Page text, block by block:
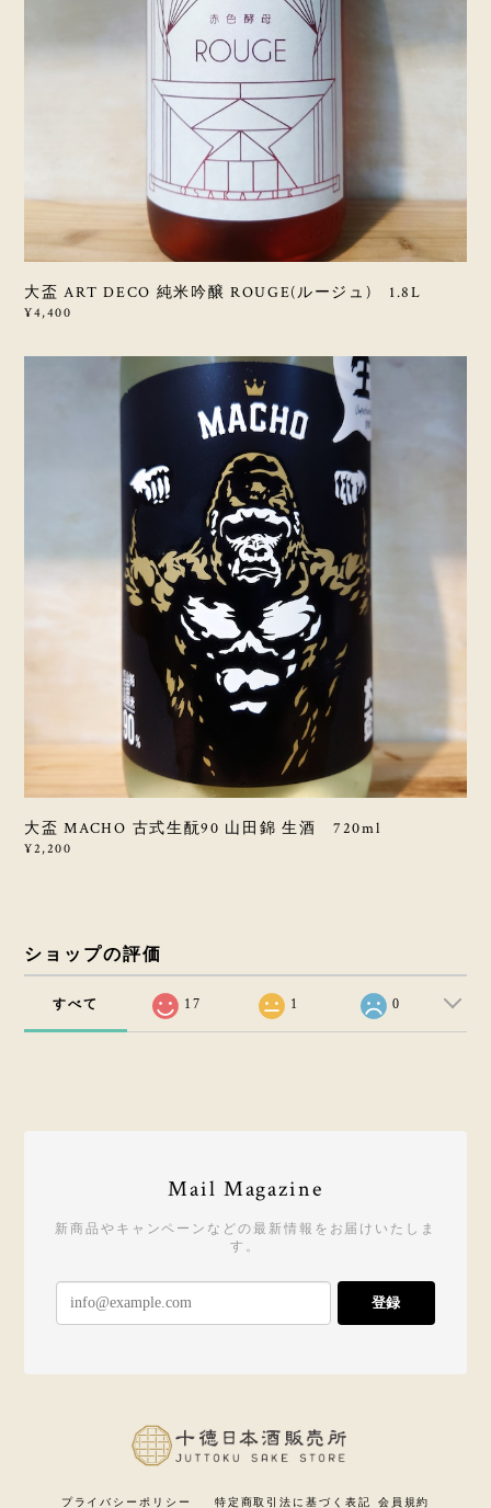
大盃 ART DECO 純米吟醸 ROUGE(ルージュ) 1.8L
¥4,400
大盃 MACHO 古式生酛90 山田錦 生酒 720ml
¥2,200
ショップの評価
すべて 17 1 0
Mail Magazine
新商品やキャンペーンなどの最新情報をお届けいたしま
す。
登録
プライバシーポリシー 特定商取引法に基づく表記 会員規約